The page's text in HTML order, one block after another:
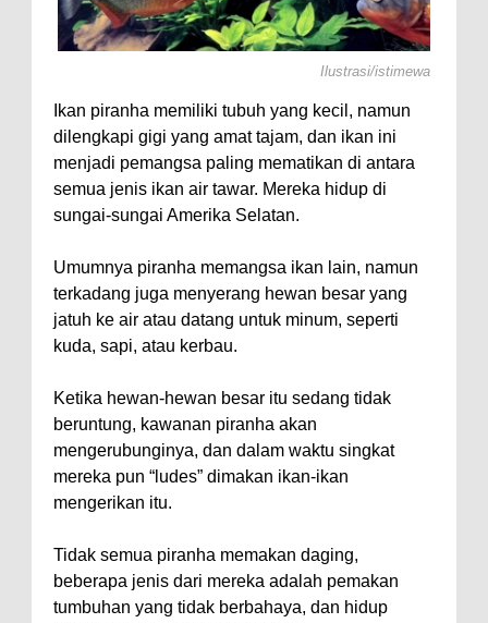
Ilustrasi/istimewa
Ikan piranha memiliki tubuh yang kecil, namun
dilengkapi gigi yang amat tajam, dan ikan ini
menjadi pemangsa paling mematikan di antara
semua jenis ikan air tawar. Mereka hidup di
sungai-sungai Amerika Selatan.
Umumnya piranha memangsa ikan lain, namun
terkadang juga menyerang hewan besar yang
jatuh ke air atau datang untuk minum, seperti
kuda, sapi, atau kerbau.
Ketika hewan-hewan besar itu sedang tidak
beruntung, kawanan piranha akan
mengerubunginya, dan dalam waktu singkat
mereka pun “ludes” dimakan ikan-ikan
mengerikan itu.
Tidak semua piranha memakan daging,
beberapa jenis dari mereka adalah pemakan
tumbuhan yang tidak berbahaya, dan hidup